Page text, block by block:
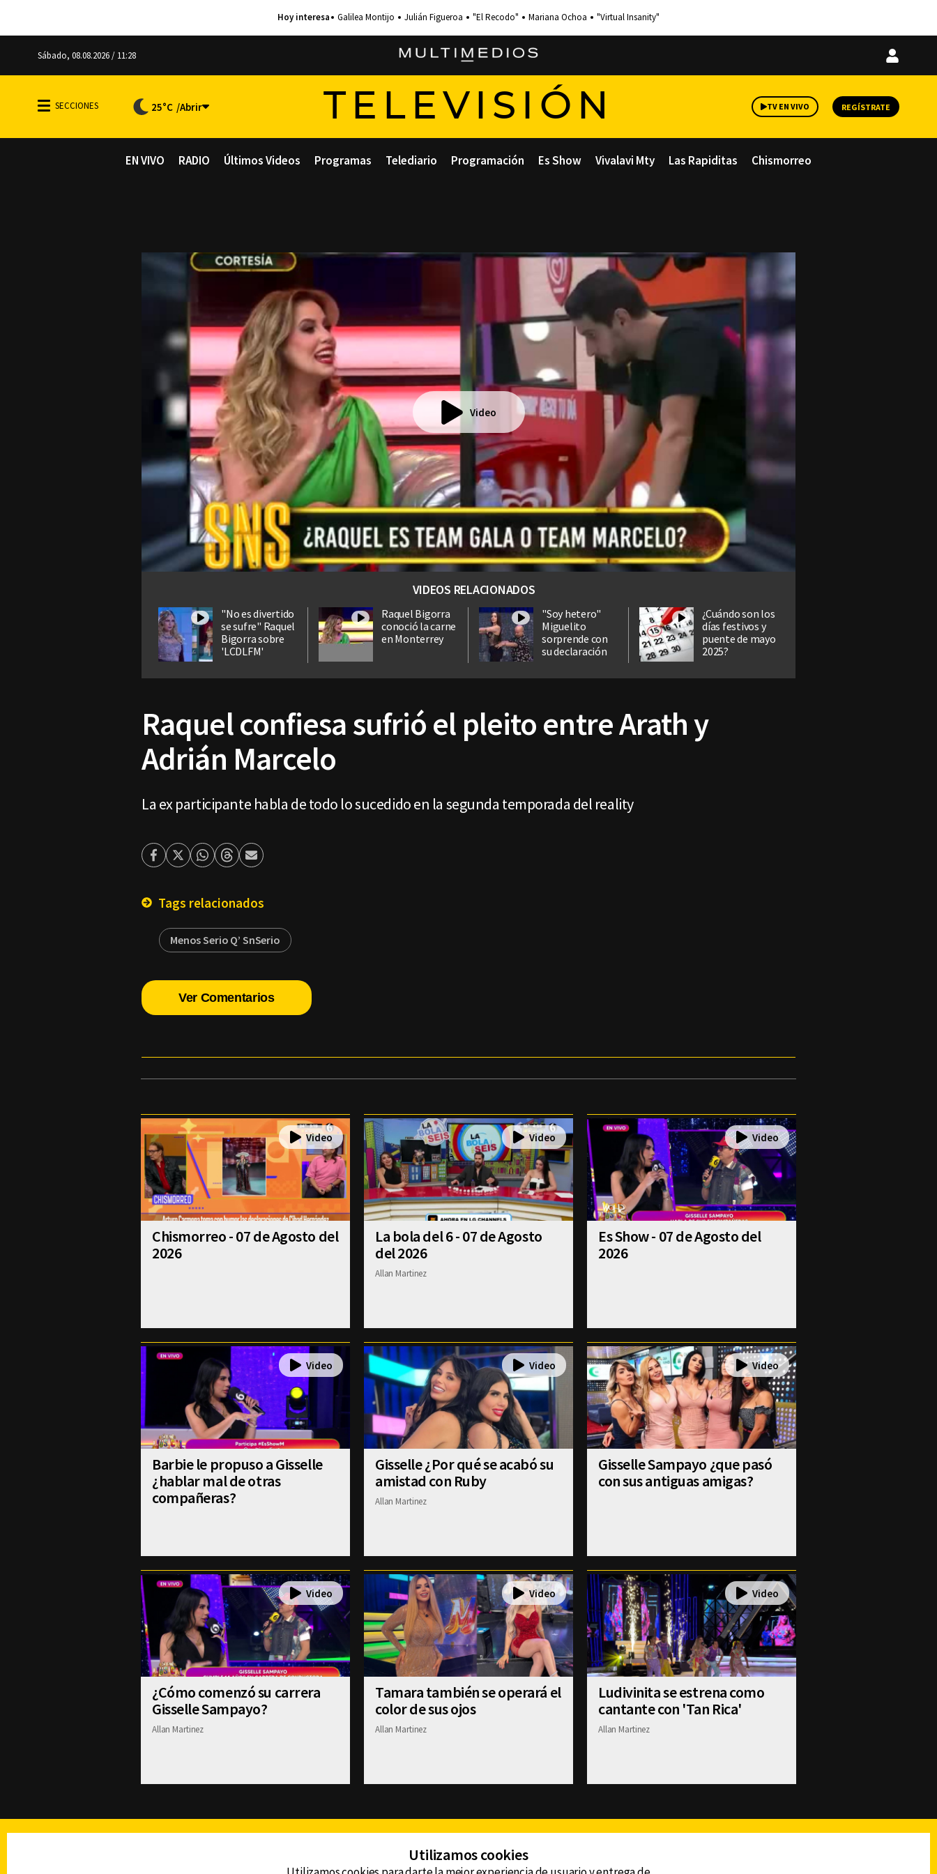
Galilea Montijo Julián Figueroa "El Recodo" Mariana Ochoa "Virtual Insanity"
Sábado, 08.08.2026 / 11:28
Iniciar
25°C TELEVISIÓN TV EN VIVO REGÍSTRATE
EN VIVO RADIO Últimos Videos Programas Telediario Programación Es Show Vivalavi Mty Las Rapiditas Chismorreo
Video
VIDEOS RELACIONADOS
"No es divertido
se sufre" Raquel
Bigorra sobre
'LCDLFM'
Raquel Bigorra
conoció la carne
en Monterrey
"Soy hetero"
Miguelito
sorprende con
su declaración
¿Cuándo son los
días festivos y
puente de mayo
2025?
Raquel confiesa sufrió el pleito entre Arath y
Adrián Marcelo
La ex participante habla de todo lo sucedido en la segunda temporada del reality
Facebook
TwitterWhatsapp
ThreadsEnviar
Tags relacionados
Menos Serio Q’ SnSerio
Ver Comentarios
Chismorreo - 07 de Agosto del
2026
La bola del 6 - 07 de Agosto
del 2026
Allan Martinez
Es Show - 07 de Agosto del
2026
Barbie le propuso a Gisselle
¿hablar mal de otras
compañeras?
Gisselle ¿Por qué se acabó su
amistad con Ruby
Allan Martinez
Gisselle Sampayo ¿que pasó
con sus antiguas amigas?
¿Cómo comenzó su carrera
Gisselle Sampayo?
Allan Martinez
Tamara también se operará el
color de sus ojos
Allan Martinez
Ludivinita se estrena como
cantante con 'Tan Rica'
Allan Martinez
Utilizamos cookies